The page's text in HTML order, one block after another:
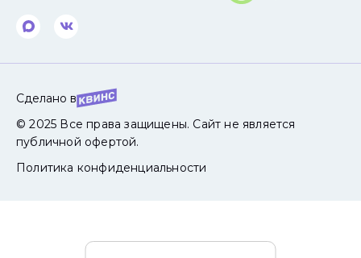
Сделано в
© 2025 Все права защищены. Сайт не является
публичной офертой.
Политика конфиденциальности